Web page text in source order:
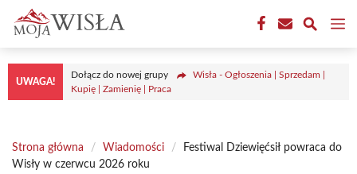
Przejdź
treści
UWAGA!
Dołącz do nowej grupy
Wisła - Ogłoszenia | Sprzedam |
Kupię | Zamienię | Praca
Strona główna / Wiadomości /
Festiwal Dziewięćsił powraca do
Wisły w czerwcu 2026 roku